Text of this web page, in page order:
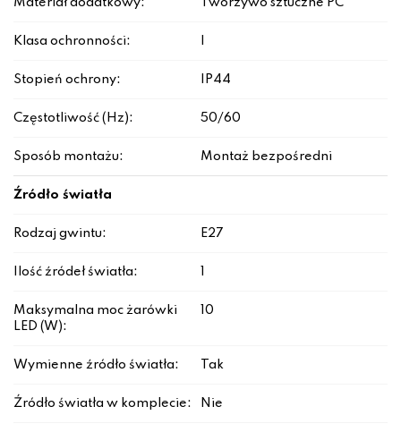
Materiał dodatkowy: Tworzywo sztuczne PC
Klasa ochronności:
Stopień ochrony: IP44
Częstotliwość (Hz): 50/60
Sposób montażu: Montaż bezpośredni
Źródło światła
Rodzaj gwintu: E27
Ilość źródeł światła:
Maksymalna moc żarówki
LED (W):
10
Wymienne źródło światła: Tak
Źródło światła w komplecie: Nie